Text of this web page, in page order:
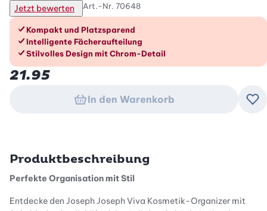
Jetzt bewerten Art.-Nr. 70648
Die Vorteile im Überblick
Kompakt und Platzsparend
Intelligente Fächeraufteilung
Stilvolles Design mit Chrom-Detail
21.95
In den Warenkorb
Produktbeschreibung
Perfekte Organisation mit Stil
Entdecke den Joseph Joseph Viva Kosmetik-Organizer mit